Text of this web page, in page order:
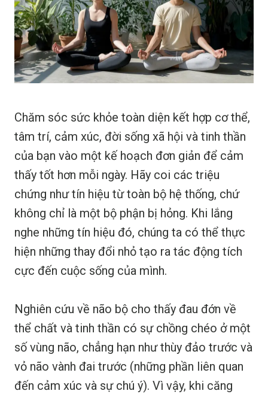
Chăm sóc sức khỏe toàn diện kết hợp cơ thể,
tâm trí, cảm xúc, đời sống xã hội và tinh thần
của bạn vào một kế hoạch đơn giản để cảm
thấy tốt hơn mỗi ngày. Hãy coi các triệu
chứng như tín hiệu từ toàn bộ hệ thống, chứ
không chỉ là một bộ phận bị hỏng. Khi lắng
nghe những tín hiệu đó, chúng ta có thể thực
hiện những thay đổi nhỏ tạo ra tác động tích
cực đến cuộc sống của mình.
Nghiên cứu về não bộ cho thấy đau đớn về
thể chất và tinh thần có sự chồng chéo ở một
số vùng não, chẳng hạn như thùy đảo trước và
vỏ não vành đai trước (những phần liên quan
đến cảm xúc và sự chú ý). Vì vậy, khi căng